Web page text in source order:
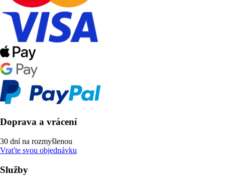
Doprava a vrácení
30 dní na rozmyšlenou
Vraťte svou objednávku
Služby